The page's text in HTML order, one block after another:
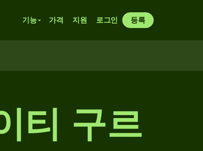
기능 가격 지원 로그인 등록
티 구르